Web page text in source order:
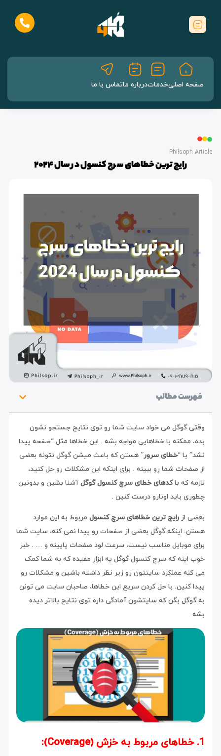
صفحه اصلیخدماتدرباره ماتماس با ما
Philsoph Article
رایج ترین خطاهای سرچ کنسول در سال 2024
فهرست مطالب
وقتی گوگل می خواد سایت شما رو توی نتایج جستجو نشون
بده، ممکنه با خطاهایی مواجه بشه . این خطاها مثل “صفحه پیدا
نشد” یا “خطای سرور” هستن که باعث میشن گوگل نتونه بعضی
از صفحات شما رو ببینه . برای اینکه این مشکلات رو حل کنید،
لازمه که باکدهای خطای سرچ کنسول گوگلآشنا بشین و بدونین
چطوری باید اونارو درست کنین .
بعضی از رایج ترین خطاهای سرچ کنسول مربوط به این موارد
هستن: اینکه گوگل بعضی از صفحات رو پیدا نمی کنه، سایت شما
برای موبایل مناسب نیست، سرعت لود صفحات پایینه و … . خبر
خوب اینه که سرچ کنسول گوگل یه ابزار مفیده که به شما کمک
می کنه عملکرد سایتتون رو زیر نظر داشته باشین و مشکلات رو
پیدا کنین. با حل کردن سریع این خطاها، صاحبان سایت می تونن
به گوگل بگن که سایتشون آمادگی داره توی نتایج بالاتر دیده
بشه
1. خطاهای مربوط به خزش (Coverage):